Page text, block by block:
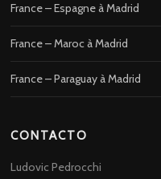
France – Espagne à Madrid
France – Maroc à Madrid
France – Paraguay à Madrid
CONTACTO
Ludovic Pedrocchi